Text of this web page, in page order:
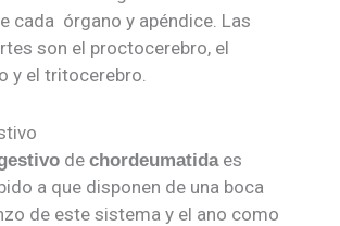
cada órgano y apéndice. Las
son el proctocerebro, el
y el tritocerebro.
de chordeumatidaes
a que disponen de una boca
de este sistema y el ano como